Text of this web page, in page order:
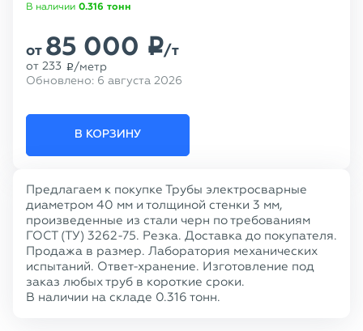
В наличии 0.316 тонн
от 85 000 p/т
от 233 p /метр
Обновлено: 6 августа 2026
В КОРЗИНУ
Предлагаем к покупке Трубы электросварные
диаметром 40 мм и толщиной стенки 3 мм,
произведенные из стали черн по требованиям
ГОСТ (ТУ) 3262-75. Резка. Доставка до покупателя.
Продажа в размер. Лаборатория механических
испытаний. Ответ-хранение. Изготовление под
заказ любых труб в короткие сроки.
В наличии на складе 0.316 тонн.